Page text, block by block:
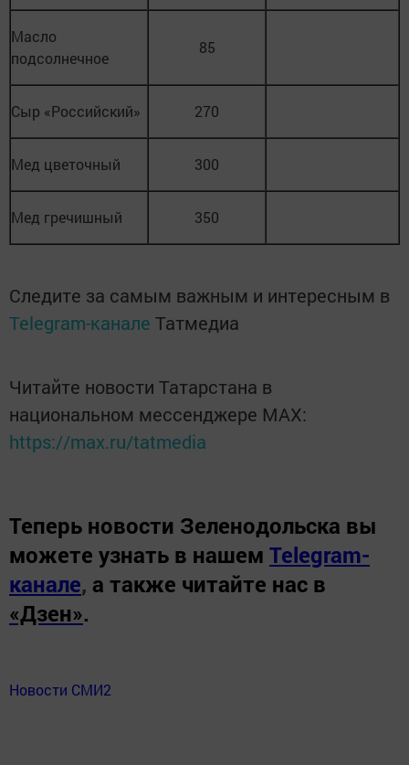
Масло
подсолнечное
85
Сыр «Российский» 270
Мед цветочный 300
Мед гречишный 350
Следите за самым важным и интересным в
Telegram-канале Татмедиа
Читайте новости Татарстана в
национальном мессенджере MАХ:
https://max.ru/tatmedia
Теперь новости Зеленодольска вы
можете узнать в нашем Telegram-
канале, а также читайте нас в
«Дзен».
Новости СМИ2